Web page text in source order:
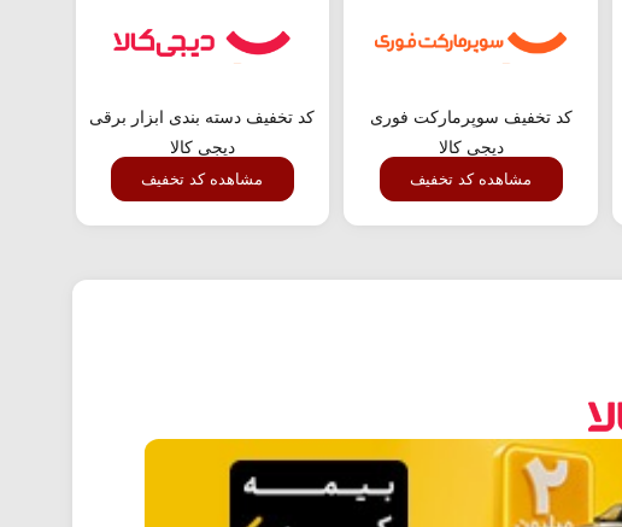
کد تخفیف سوپرمارکت فوری
دیجی کالا
مشاهده کد تخفیف
کد تخفیف دسته بندی ابزار برقی
دیجی کالا
مشاهده کد تخفیف